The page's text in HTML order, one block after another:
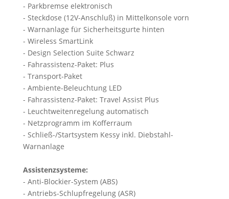
- Parkbremse elektronisch
- Steckdose (12V-Anschluß) in Mittelkonsole vorn
- Warnanlage für Sicherheitsgurte hinten
- Wireless SmartLink
- Design Selection Suite Schwarz
- Fahrassistenz-Paket: Plus
- Transport-Paket
- Ambiente-Beleuchtung LED
- Fahrassistenz-Paket: Travel Assist Plus
- Leuchtweitenregelung automatisch
- Netzprogramm im Kofferraum
- Schließ-/Startsystem Kessy inkl. Diebstahl-
Warnanlage
Assistenzsysteme:
- Anti-Blockier-System (ABS)
- Antriebs-Schlupfregelung (ASR)